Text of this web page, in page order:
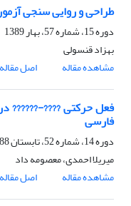
طراحی و روایی سنجی
دوره 15، شماره 57، بهار 1389
بهزاد قنسولی
مشاهده مقاله
اصل مقاله
فعل حرکتی ????-??????
فارسی
دوره 14، شماره 52، تابستان 1388
میریلا احمدی، معصومه داد
مشاهده مقاله
اصل مقاله